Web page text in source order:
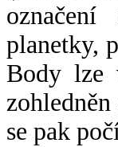
planetky,
Body lze
se pak